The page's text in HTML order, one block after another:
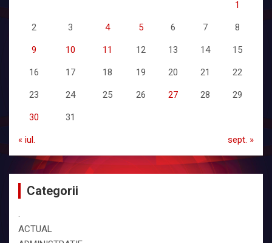
1
2 3 4 5 6 7 8
9 10 11 12 13 14 15
16 17 18 19 20 21 22
23 24 25 26 27 28 29
30 31
« iul. sept. »
Categorii
.
ACTUAL